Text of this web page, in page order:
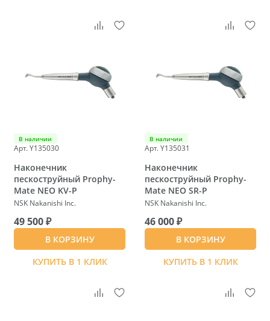
В наличии
Арт. Y135030
Наконечник
пескоструйный Prophy-
Mate NEO KV-P
NSK Nakanishi Inc.
49 500 ₽
В КОРЗИНУ
КУПИТЬ В 1 КЛИК
В наличии
Арт. Y135031
Наконечник
пескоструйный Prophy-
Mate NEO SR-P
NSK Nakanishi Inc.
46 000 ₽
В КОРЗИНУ
КУПИТЬ В 1 КЛИК